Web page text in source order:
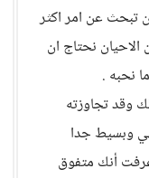
تبحث عن امر اكثر
نحتاج ان
نحبه .
وقد تجاوزته
وبسيط جدا
أنك متفوق